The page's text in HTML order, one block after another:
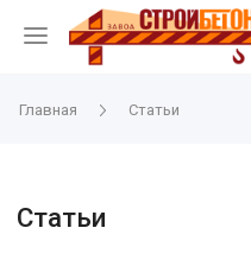
Главная Статьи
Статьи